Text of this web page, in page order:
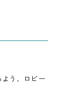
う、ロビー